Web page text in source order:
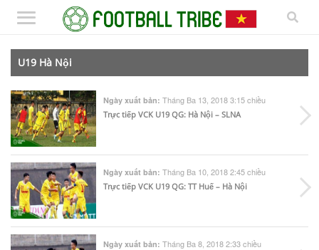
U19 Hà Nội
Ngày xuất bản: Tháng Ba 13, 2018 3:15 chiều
Trực tiếp VCK U19 QG: Hà Nội – SLNA
Ngày xuất bản: Tháng Ba 10, 2018 2:45 chiều
Trực tiếp VCK U19 QG: TT Huế – Hà Nội
Ngày xuất bản: Tháng Ba 8, 2018 2:33 chiều